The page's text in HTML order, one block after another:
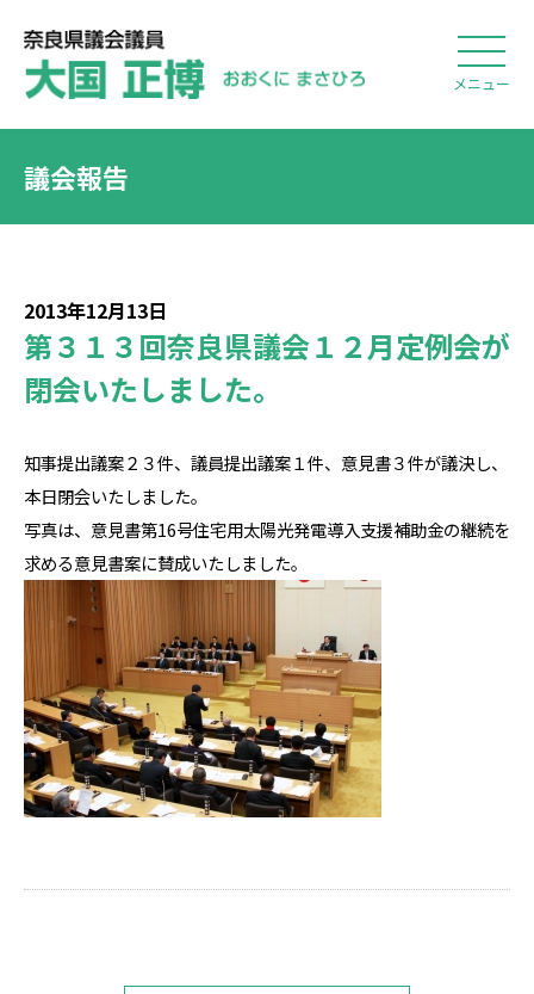
メニュー
議会報告
2013年12月13日
第３１３回奈良県議会１２月定例会が
閉会いたしました。
知事提出議案２３件、議員提出議案１件、意見書３件が議決し、
本日閉会いたしました。
写真は、意見書第16号住宅用太陽光発電導入支援補助金の継続を
求める意見書案に賛成いたしました。